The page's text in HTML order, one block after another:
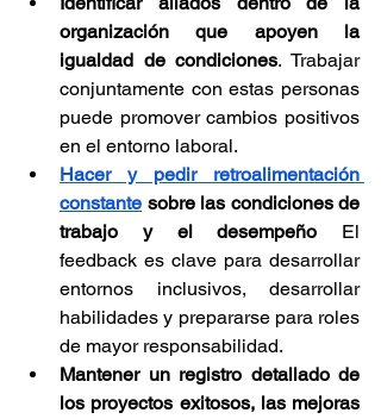
organización que apoyen la
igualdad de condiciones. Trabajar
conjuntamente con estas personas
puede promover cambios positivos
en el entorno laboral.
Hacer y pedir retroalimentación
constante sobre las condiciones de
trabajo y el desempeño El
feedback es clave para desarrollar
entornos inclusivos, desarrollar
habilidades y prepararse para roles
de mayor responsabilidad.
Mantener un registro detallado de
los proyectos exitosos, las mejoras